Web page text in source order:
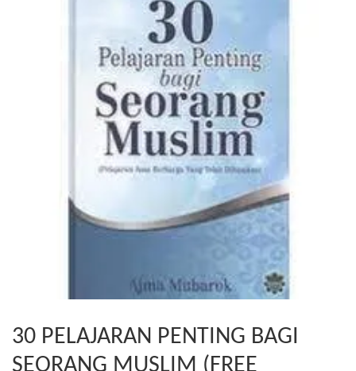
30 PELAJARAN PENTING BAGI
SEORANG MUSLIM (FREE